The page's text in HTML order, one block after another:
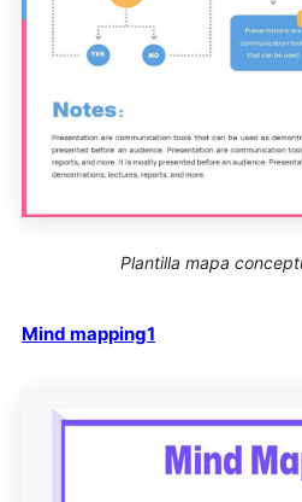
Plantilla mapa
Mind mapping1